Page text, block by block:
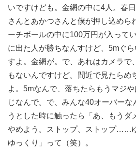
いですけども。金網の中に4人。春
さんとあかつさんと僕が押し込めら
ーチボールの中に100万円が入って
に出た人が勝ちなんすけど、5mぐ
すよ。金網が。で、あれはカメラで
もないんですけど。間近で見たらめ
よ。5mなんで、落ちたらもうマジ
じなんで。で、みんな40オーバーな
うとした時に触ったら「あ、もうダ
やめよう。ストップ、ストップ……
ゆっくり」って（笑）。